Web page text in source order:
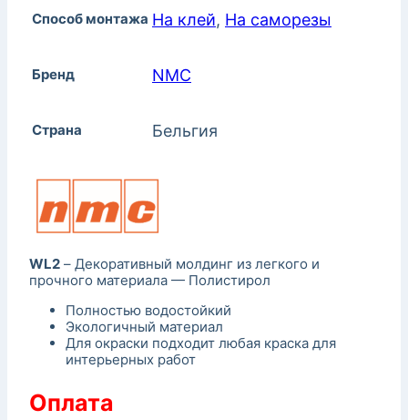
Способ монтажа На клей, На саморезы
Бренд NMC
Страна Бельгия
WL2 – Декоративный молдинг из легкого и
прочного материала — Полистирол
Полностью водостойкий
Экологичный материал
Для окраски подходит любая краска для
интерьерных работ
Оплата